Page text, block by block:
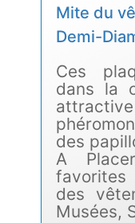
Mite du
Demi-
Ces
dans la
des
A
des
Musées,